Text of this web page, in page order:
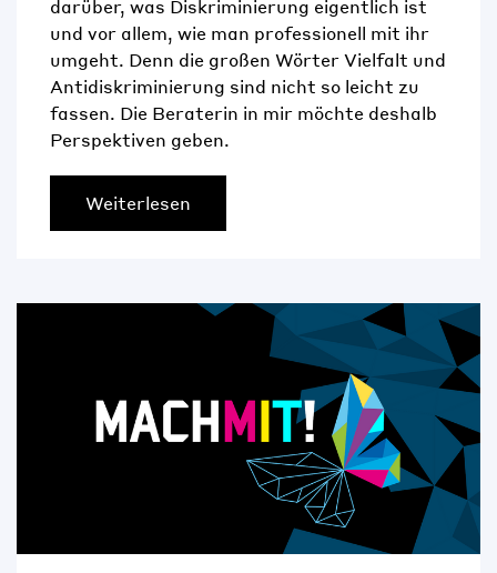
darüber, was Diskriminierung eigentlich ist
und vor allem, wie man professionell mit ihr
umgeht. Denn die großen Wörter Vielfalt und
Antidiskriminierung sind nicht so leicht zu
fassen. Die Beraterin in mir möchte deshalb
Perspektiven geben.
Weiterlesen